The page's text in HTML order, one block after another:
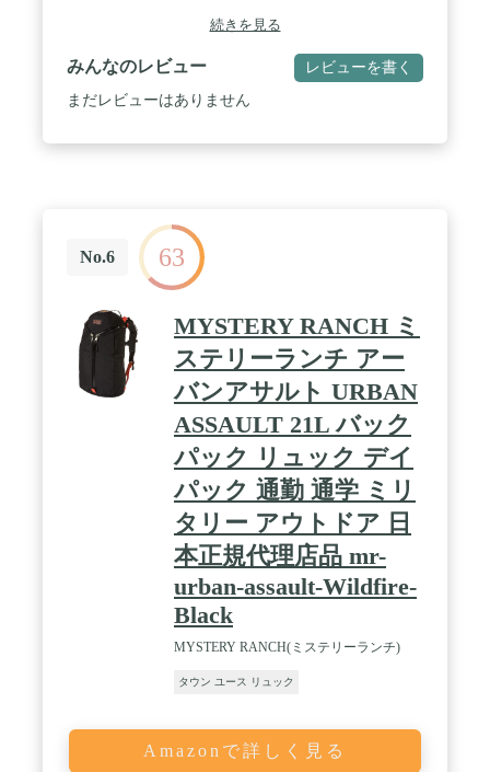
の日本製】リュックの肩ベルトがずり落ちるのを防
ぐバンドです。反射付きや国旗柄もあります！ / ■
既にお持ちの色んなリュックの肩ベルトに取り付け
るだけの簡単装着！ / ■リュックや体の動きに合わ
せて、ゴムが伸縮する為、いつでも体にフィット！
続きを見る
みんなのレビュー レビューを書く
まだレビューはありません
No.6 63
MYSTERY RANCH ミ
ステリーランチ アー
バンアサルト URBAN
ASSAULT 21L バック
パック リュック デイ
パック 通勤 通学 ミリ
タリー アウトドア 日
本正規代理店品 mr-
urban-assault-Wildfire-
Black
MYSTERY RANCH(ミステリーランチ)
タウン ユース リュック
Amazonで詳しく見る